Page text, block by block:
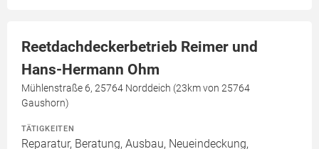
Reetdachdeckerbetrieb Reimer und
Hans-Hermann Ohm
Mühlenstraße 6, 25764 Norddeich (23km von 25764
Gaushorn)
TÄTIGKEITEN
Reparatur, Beratung, Ausbau, Neueindeckung,